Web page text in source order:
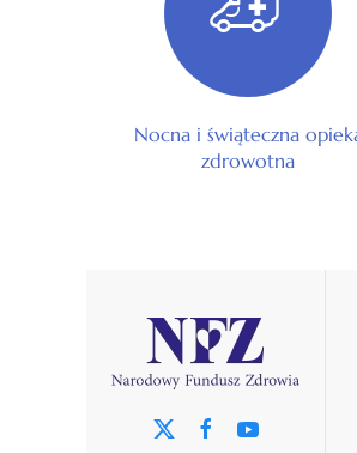
Nocna i świąteczna
zdrowotna